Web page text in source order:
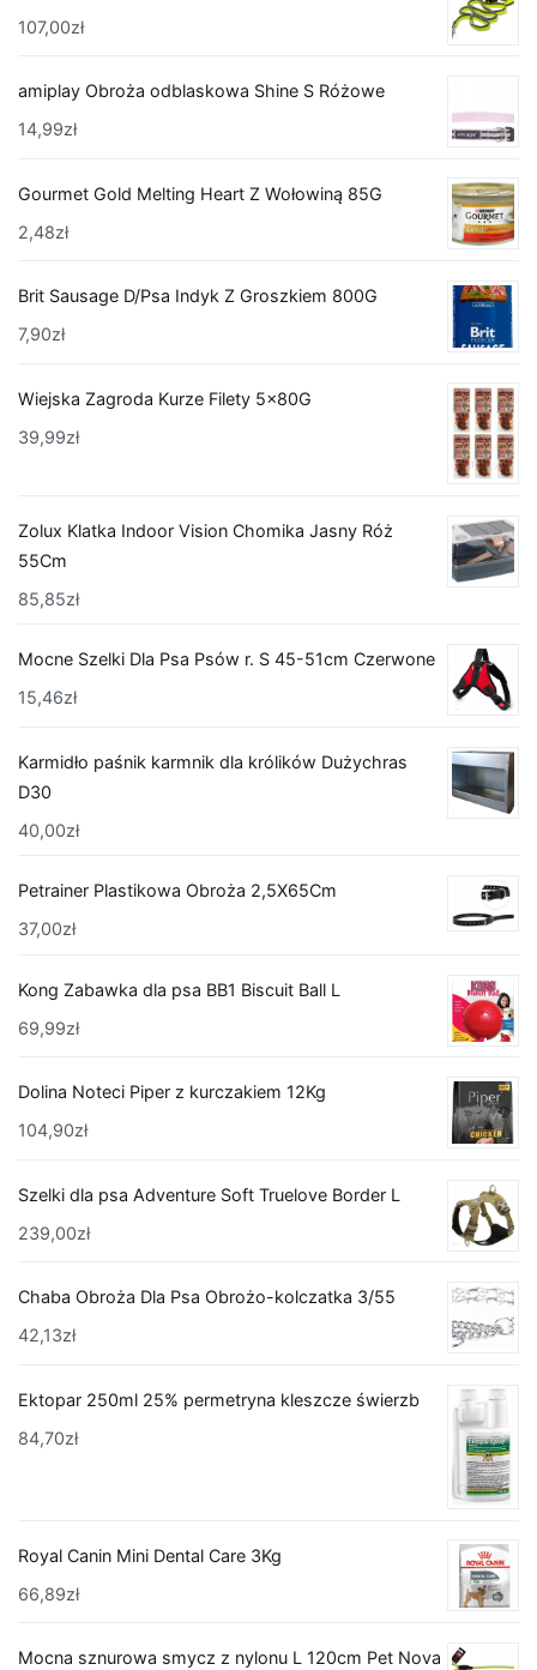
107,00zł
amiplay Obroża odblaskowa Shine S Różowe
14,99zł
Gourmet Gold Melting Heart Z Wołowiną 85G
2,48zł
Brit Sausage D/Psa Indyk Z Groszkiem 800G
7,90zł
Wiejska Zagroda Kurze Filety 5x80G
39,99zł
Zolux Klatka Indoor Vision Chomika Jasny Róż
55Cm
85,85zł
Mocne Szelki Dla Psa Psów r. S 45-51cm Czerwone
15,46zł
Karmidło paśnik karmnik dla królików Dużychras
D30
40,00zł
Petrainer Plastikowa Obroża 2,5X65Cm
37,00zł
Kong Zabawka dla psa BB1 Biscuit Ball L
69,99zł
Dolina Noteci Piper z kurczakiem 12Kg
104,90zł
Szelki dla psa Adventure Soft Truelove Border L
239,00zł
Chaba Obroża Dla Psa Obrożo-kolczatka 3/55
42,13zł
Ektopar 250ml 25% permetryna kleszcze świerzb
84,70zł
Royal Canin Mini Dental Care 3Kg
66,89zł
Mocna sznurowa smycz z nylonu L 120cm Pet Nova